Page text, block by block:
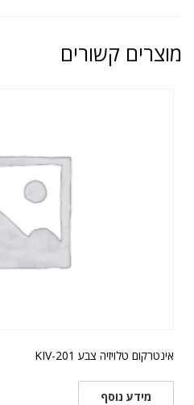
מוצרים קשורים
אינטרקום טלויזיה צבע KIV-201
מידע נוסף